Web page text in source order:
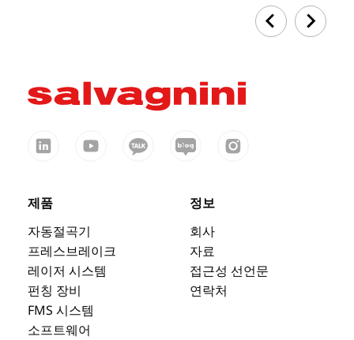
제품
자동절곡기
프레스브레이크
레이저 시스템
펀칭 장비
FMS 시스템
소프트웨어
정보
회사
자료
접근성 선언문
연락처